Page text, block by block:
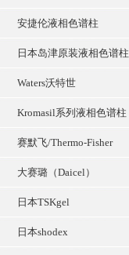
安捷伦液相色谱柱
日本岛津原装液相色谱柱
Waters沃特世
Kromasil系列液相色谱柱
赛默飞/Thermo-Fisher
大赛璐（Daicel）
日本TSKgel
日本shodex